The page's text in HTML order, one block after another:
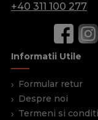
+40 311 100 277
Informatii Utile
Formular retur
Despre noi
Termeni si